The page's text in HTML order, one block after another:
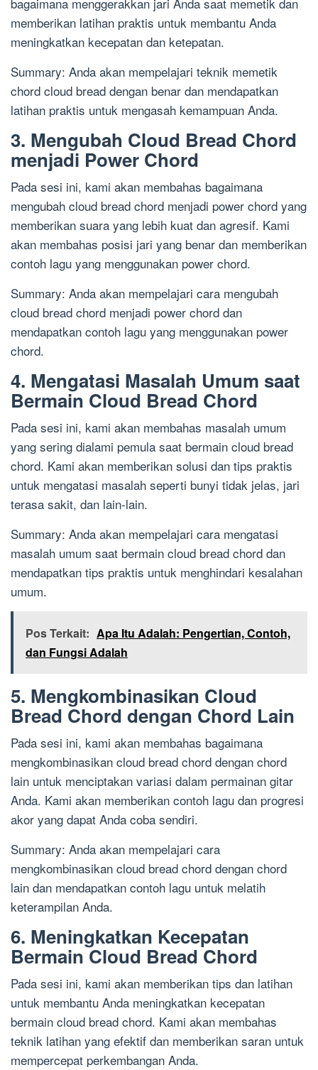
memberikan latihan praktis untuk membantu Anda
meningkatkan kecepatan dan ketepatan.
Summary: Anda akan mempelajari teknik memetik
chord cloud bread dengan benar dan mendapatkan
latihan praktis untuk mengasah kemampuan Anda.
3. Mengubah Cloud Bread Chord
menjadi Power Chord
Pada sesi ini, kami akan membahas bagaimana
mengubah cloud bread chord menjadi power chord yang
memberikan suara yang lebih kuat dan agresif. Kami
akan membahas posisi jari yang benar dan memberikan
contoh lagu yang menggunakan power chord.
Summary: Anda akan mempelajari cara mengubah
cloud bread chord menjadi power chord dan
mendapatkan contoh lagu yang menggunakan power
chord.
4. Mengatasi Masalah Umum saat
Bermain Cloud Bread Chord
Pada sesi ini, kami akan membahas masalah umum
yang sering dialami pemula saat bermain cloud bread
chord. Kami akan memberikan solusi dan tips praktis
untuk mengatasi masalah seperti bunyi tidak jelas, jari
terasa sakit, dan lain-lain.
Summary: Anda akan mempelajari cara mengatasi
masalah umum saat bermain cloud bread chord dan
mendapatkan tips praktis untuk menghindari kesalahan
umum.
Pos Terkait: Apa Itu Adalah: Pengertian, Contoh,
dan Fungsi Adalah
5. Mengkombinasikan Cloud
Bread Chord dengan Chord Lain
Pada sesi ini, kami akan membahas bagaimana
mengkombinasikan cloud bread chord dengan chord
lain untuk menciptakan variasi dalam permainan gitar
Anda. Kami akan memberikan contoh lagu dan progresi
akor yang dapat Anda coba sendiri.
Summary: Anda akan mempelajari cara
mengkombinasikan cloud bread chord dengan chord
lain dan mendapatkan contoh lagu untuk melatih
keterampilan Anda.
6. Meningkatkan Kecepatan
Bermain Cloud Bread Chord
Pada sesi ini, kami akan memberikan tips dan latihan
untuk membantu Anda meningkatkan kecepatan
bermain cloud bread chord. Kami akan membahas
teknik latihan yang efektif dan memberikan saran untuk
mempercepat perkembangan Anda.